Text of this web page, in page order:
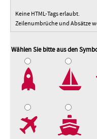
Keine HTML-Tags erlaubt.
Zeilenumbrüche und Absätze
Wählen Sie bitte aus den